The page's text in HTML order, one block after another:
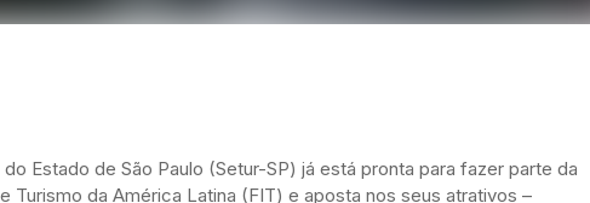
Estado de São Paulo (Setur-SP) já está pronta para fazer parte da
Turismo da América Latina (FIT) e aposta nos seus atrativos –